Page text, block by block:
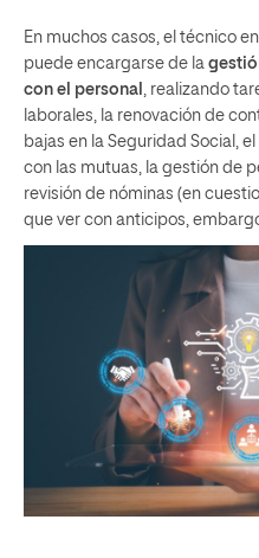
En muchos casos, el técnico
puede encargarse de la
con el personal
, realizando
laborales, la renovación de
bajas en la Seguridad Social,
con las mutuas, la gestión de
revisión de nóminas (en
que ver con anticipos,